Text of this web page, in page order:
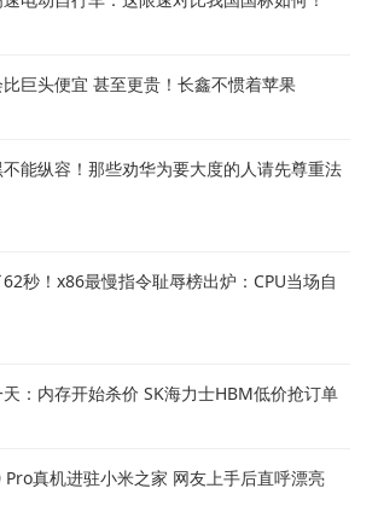
巨头便宜 甚至更贵！长鑫不惯着苹果
能纵容！那些劝华为要大度的人请先尊重法
秒！x86最慢指令耻辱榜出炉：CPU当场自
：内存开始杀价 SK海力士HBM低价抢订单
Pro真机进驻小米之家 网友上手后直呼漂亮